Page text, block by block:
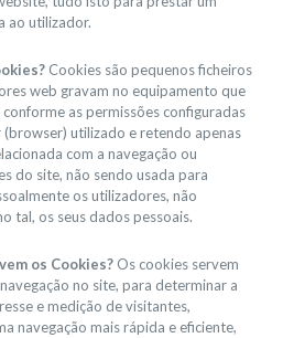
ao utilizador.
Cookies são pequenos ficheiros
web gravam no equipamento que
conforme as permissões configuradas
(browser) utilizado e retendo apenas
com a navegação ou
do site, não sendo usada para
os utilizadores, não
tal, os seus dados pessoais.
os Cookies? Os cookies servem
no site, para determinar a
e medição de visitantes,
navegação mais rápida e eficiente,